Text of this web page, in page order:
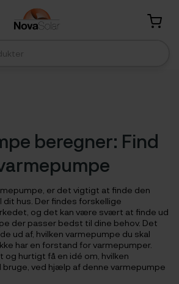
beregner: Find
er det vigtigt at finde den
hus. Der findes forskellige
og det kan være svært at finde ud
der passer bedst til dine behov. Det
ud af, hvilken varmepumpe du skal
har en forstand for varmepumper.
og hurtigt få en idé om, hvilken
bruge, ved hjælp af denne varmepumpe